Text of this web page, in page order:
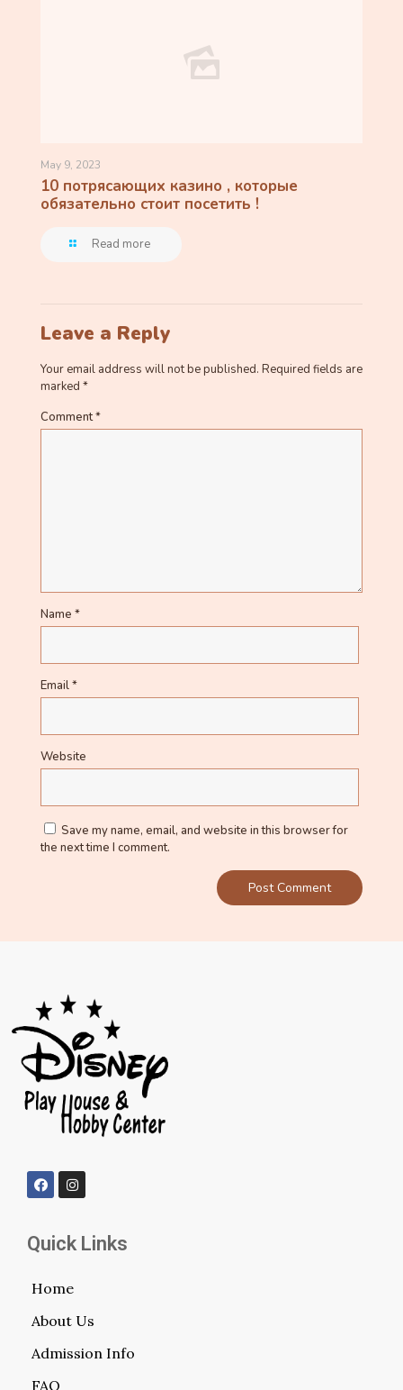
May 9, 2023
10 потрясающих казино , которые
обязательно стоит посетить !
Read more
Leave a Reply
Your email address will not be published. Required fields are
marked *
Comment*
Name *
Email*
Website
Save my name, email, and website in this browser for
the next time I comment.
Quick Links
Home
About Us
Admission Info
FAQ